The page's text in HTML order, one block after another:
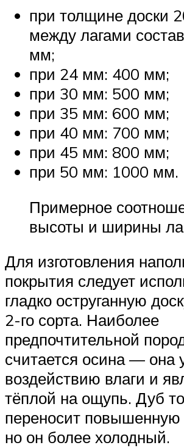
при толщине доски
между лагами
мм;
при 24 мм: 400 мм;
при 30 мм: 500 мм;
при 35 мм: 600 мм;
при 40 мм: 700 мм;
при 45 мм: 800 мм;
при 50 мм: 1000 мм.
Примерное
высоты и ширины
Для изготовления
покрытия следует
гладко оструганную
2-го сорта. Наиболее
предпочтительной
считается осина — она
воздействию влаги и
тёплой на ощупь. Дуб
переносит повышенную
но он более холодный.